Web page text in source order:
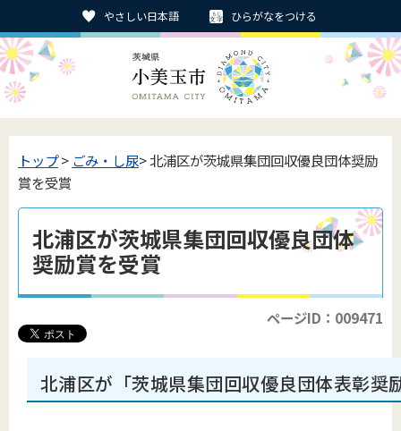
やさしい日本語 ひらがなをつける
トップ> ごみ・し尿> 北浦区が茨城県集団回収優良団体奨励
賞を受賞
北浦区が茨城県集団回収優良団体
奨励賞を受賞
ページID：009471
北浦区が「茨城県集団回収優良団体表彰奨